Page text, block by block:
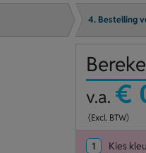
4. Bestelling
v.a. €
(Excl. BTW)
1 Kies